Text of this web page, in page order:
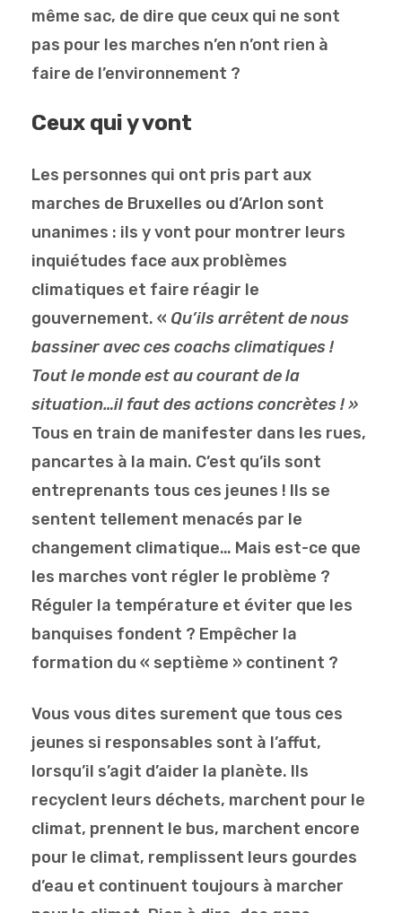
même sac, de dire que ceux qui ne sont
pas pour les marches n’en n’ont rien à
faire de l’environnement ?
Ceux qui y vont
Les personnes qui ont pris part aux
marches de Bruxelles ou d’Arlon sont
unanimes : ils y vont pour montrer leurs
inquiétudes face aux problèmes
climatiques et faire réagir le
gouvernement. « Qu’ils arrêtent de nous
bassiner avec ces coachs climatiques !
Tout le monde est au courant de la
situation…il faut des actions concrètes ! »
Tous en train de manifester dans les rues,
pancartes à la main. C’est qu’ils sont
entreprenants tous ces jeunes ! Ils se
sentent tellement menacés par le
changement climatique… Mais est-ce que
les marches vont régler le problème ?
Réguler la température et éviter que les
banquises fondent ? Empêcher la
formation du « septième » continent ?
Vous vous dites surement que tous ces
jeunes si responsables sont à l’affut,
lorsqu’il s’agit d’aider la planète. Ils
recyclent leurs déchets, marchent pour le
climat, prennent le bus, marchent encore
pour le climat, remplissent leurs gourdes
d’eau et continuent toujours à marcher